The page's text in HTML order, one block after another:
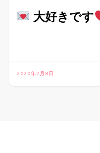
大好きです
2020年2月8日